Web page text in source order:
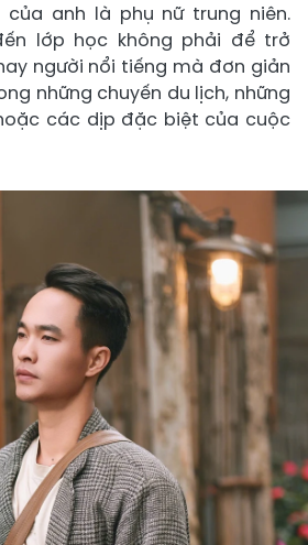
của anh là phụ nữ trung niên.
lớp học không phải để trở
người nổi tiếng mà đơn giản
những chuyến du lịch, những
các dịp đặc biệt của cuộc